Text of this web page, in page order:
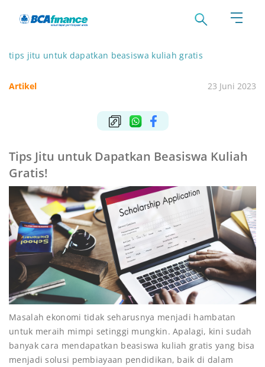
tips jitu untuk dapatkan beasiswa kuliah gratis
Artikel 23 Juni 2023
Tips Jitu untuk Dapatkan Beasiswa Kuliah
Gratis!
Masalah ekonomi tidak seharusnya menjadi hambatan
untuk meraih mimpi setinggi mungkin. Apalagi, kini sudah
banyak cara mendapatkan beasiswa kuliah gratis yang bisa
menjadi solusi pembiayaan pendidikan, baik di dalam